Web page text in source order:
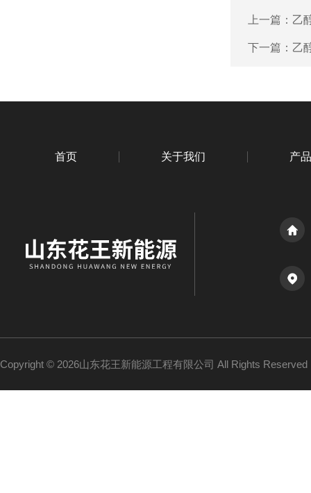
上一篇： 乙
下一篇： 乙
首页 关于我们 产
Copyright © 2026山东花王新能源工程有限公司 All Rights